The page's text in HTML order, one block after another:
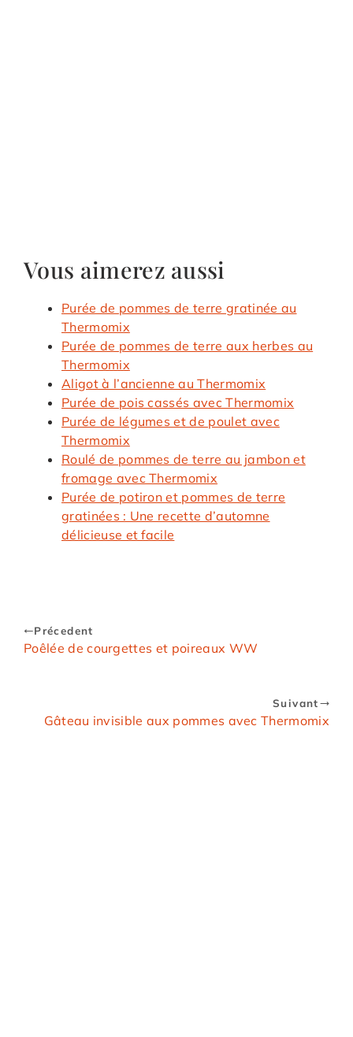
Vous aimerez aussi
Purée de pommes de terre gratinée au
Thermomix
Purée de pommes de terre aux herbes au
Thermomix
Aligot à l’ancienne au Thermomix
Purée de pois cassés avec Thermomix
Purée de légumes et de poulet avec
Thermomix
Roulé de pommes de terre au jambon et
fromage avec Thermomix
Purée de potiron et pommes de terre
gratinées : Une recette d’automne
délicieuse et facile
Précedent
Poêlée de courgettes et poireaux WW
Suivant
Gâteau invisible aux pommes avec Thermomix